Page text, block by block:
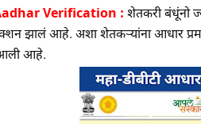
Verification : शेतकरी बंधूंनो
झालं आहे. अशा शेतकऱ्यांना आधार
आली आहे.